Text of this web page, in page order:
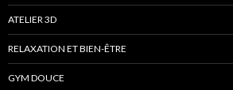
ATELIER 3D
RELAXATION ET BIEN-ÊTRE
GYM DOUCE